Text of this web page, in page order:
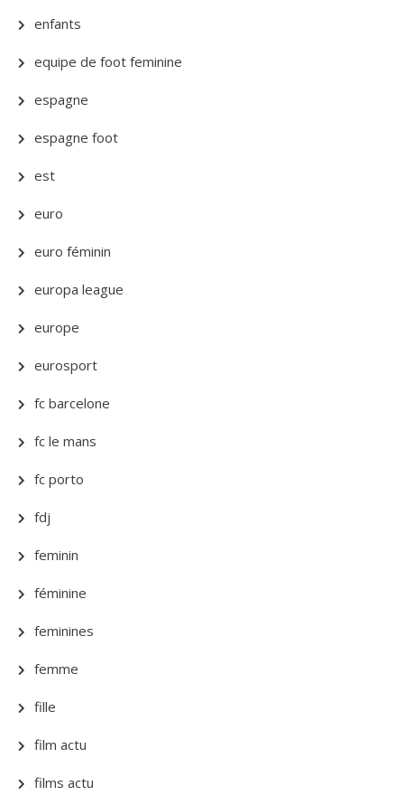
enfants
equipe de foot feminine
espagne
espagne foot
est
euro
euro féminin
europa league
europe
eurosport
fc barcelone
fc le mans
fc porto
fdj
feminin
féminine
feminines
femme
fille
film actu
films actu